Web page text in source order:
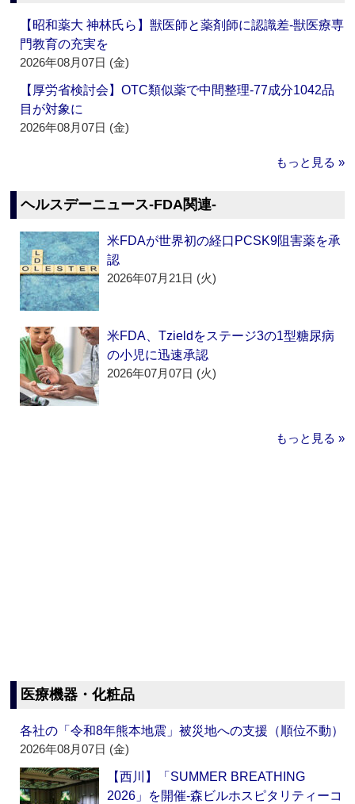
【昭和薬大 神林氏ら】獣医師と薬剤師に認識差‐獣医療専
門教育の充実を
2026年08月07日 (金)
【厚労省検討会】OTC類似薬で中間整理‐77成分1042品
目が対象に
2026年08月07日 (金)
もっと見る »
ヘルスデーニュース‐FDA関連‐
米FDAが世界初の経口PCSK9阻害薬を承
認
2026年07月21日 (火)
米FDA、Tzieldをステージ3の1型糖尿病
の小児に迅速承認
2026年07月07日 (火)
もっと見る »
医療機器・化粧品
各社の「令和8年熊本地震」被災地への支援（順位不動）
2026年08月07日 (金)
【西川】「SUMMER BREATHING
2026」を開催‐森ビルホスピタリティーコ